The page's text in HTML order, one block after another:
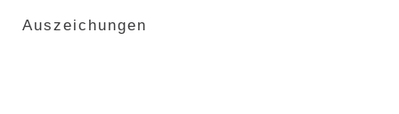
Auszeichungen